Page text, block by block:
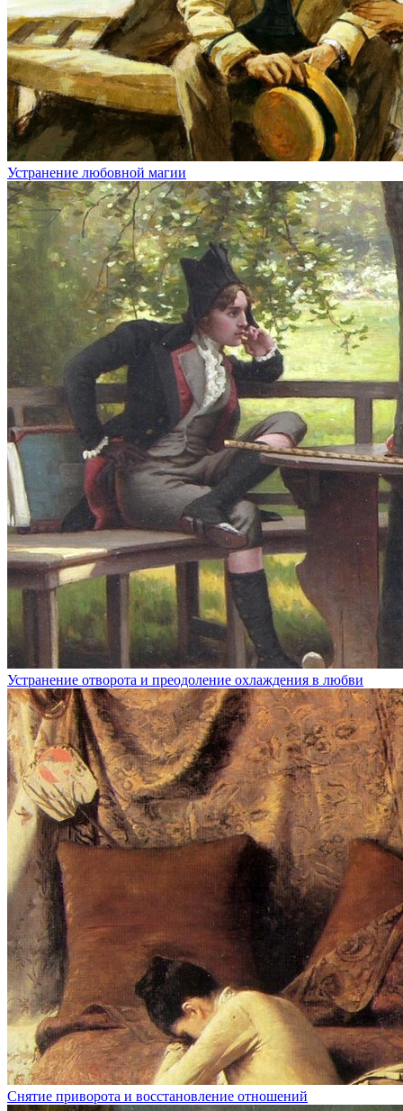
Устранение любовной магии
Устранение отворота и преодоление охлаждения в любви
Снятие приворота и восстановление отношений